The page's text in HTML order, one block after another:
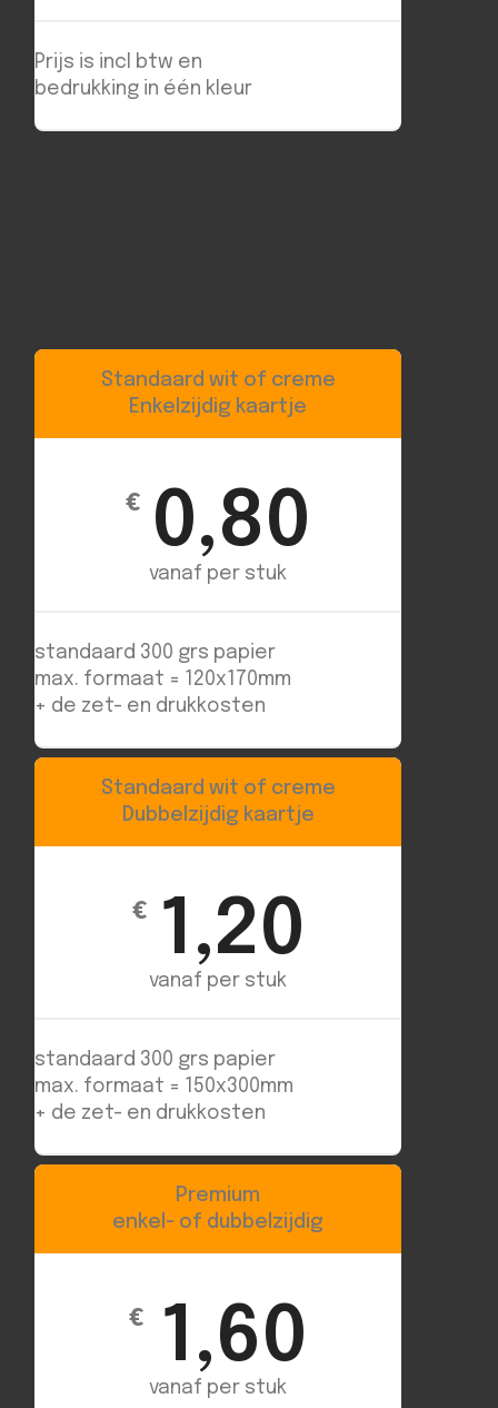
Prijs is incl btw en
bedrukking in één kleur
Standaard wit of creme
Enkelzijdig kaartje
€ 0,80
vanaf per stuk
standaard 300 grs papier
max. formaat = 120x170mm
+ de zet- en drukkosten
Standaard wit of creme
Dubbelzijdig kaartje
€ 1,20
vanaf per stuk
standaard 300 grs papier
max. formaat = 150x300mm
+ de zet- en drukkosten
Premium
enkel- of dubbelzijdig
€ 1,60
vanaf per stuk